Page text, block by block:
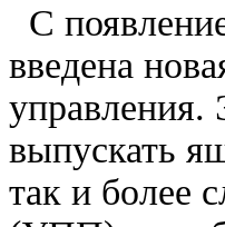
С
введена
управления.
выпускать
так и более